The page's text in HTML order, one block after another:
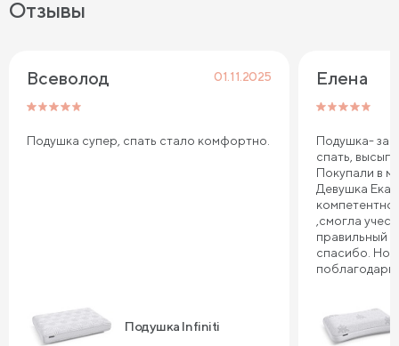
Отзывы
Всеволод 01.11.2025
Подушка супер, спать стало комфортно.
Подушка Infiniti
Елена
Подушка-
спать,
Покупали в
Девушка
,смогла
правильный
спасибо. Но